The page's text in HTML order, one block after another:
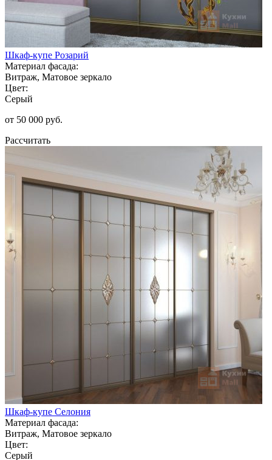
Шкаф-купе Розарий
Материал фасада:
Витраж, Матовое зеркало
Цвет:
Серый
от 50 000 руб.
Рассчитать
Шкаф-купе Селония
Материал фасада:
Витраж, Матовое зеркало
Цвет:
Серый